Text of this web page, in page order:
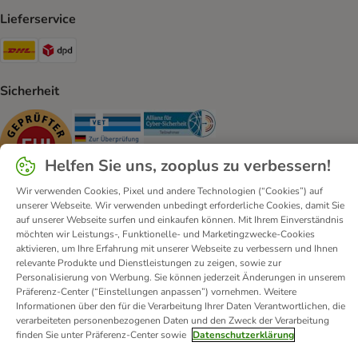
Lieferservice
DHL Shipping Method
Sicherheit
Security Security
Kontakt Versandkosten und Lieferzeit
Impressum
Allgemeine Geschäftsbedingungen
Digital Services Act
Vertrag widerrufen
Entsorgungs- und Umweltbestimmungen
Zahlungsarten
Über uns Partnerprogramme
Karriere
Corporate Website
Datenschutz Erklärung zur Barrierefreiheit
Helfen Sie uns, zooplus zu verbessern!
Wir verwenden Cookies, Pixel und andere Technologien (“Cookies”) auf
unserer Webseite. Wir verwenden unbedingt erforderliche Cookies, damit Sie
auf unserer Webseite surfen und einkaufen können. Mit Ihrem Einverständnis
möchten wir Leistungs-, Funktionelle- und Marketingzwecke-Cookies
aktivieren, um Ihre Erfahrung mit unserer Webseite zu verbessern und Ihnen
relevante Produkte und Dienstleistungen zu zeigen, sowie zur
Personalisierung von Werbung. Sie können jederzeit Änderungen in unserem
Präferenz-Center (“Einstellungen anpassen”) vornehmen. Weitere
Informationen über den für die Verarbeitung Ihrer Daten Verantwortlichen, die
verarbeiteten personenbezogenen Daten und den Zweck der Verarbeitung
finden Sie unter Präferenz-Center sowie Datenschutzerklärung